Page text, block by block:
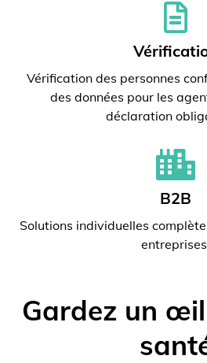
Vérification des personnes
des données pour les
déclaration
B2B
Solutions individuelles
Gardez un